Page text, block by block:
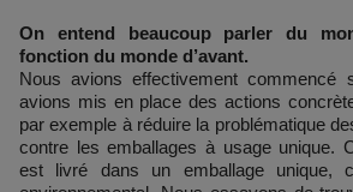
On entend beaucoup parler du
fonction du monde d’avant.
Nous avions effectivement commencé
avions mis en place des actions
par exemple à réduire la problématique
contre les emballages à usage unique.
est livré dans un emballage unique,